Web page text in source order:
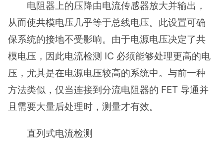
电阻器上的压降由电流传感器放大并输出，
从而使共模电压几乎等于总线电压。此设置可确
保系统的接地不受影响。由于电源电压决定了共
模电压，因此电流检测 IC 必须能够处理更高的电
压，尤其是在电源电压较高的系统中。与前一种
方法类似，仅当连接到分流电阻器的 FET 导通并
且需要大量后处理时，测量才有效。
直列式电流检测